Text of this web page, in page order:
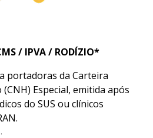
/ IPVA / RODÍZIO*
portadoras da Carteira
Especial, emitida após
do SUS ou clínicos